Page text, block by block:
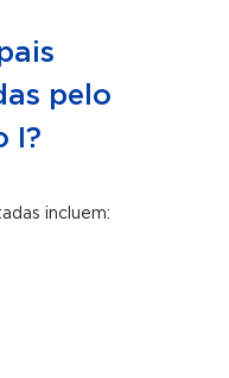
pelo
I?
incluem: